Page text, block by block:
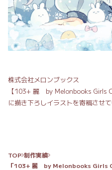
株式会社メロンブックス
【103+ 麗 by Melonbooks Girls
に描き下ろしイラストを寄稿させて
TOP 制作実績
「103+ 麗 by Melonbooks Girls